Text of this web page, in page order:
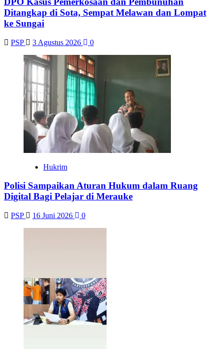
Ditangkap di Sota, Sempat Melawan dan Lompat
ke Sungai
PSP 3 Agustus 2026 0
Hukrim
Polisi Sampaikan Aturan Hukum dalam Ruang
Digital Bagi Pelajar di Merauke
PSP 16 Juni 2026 0